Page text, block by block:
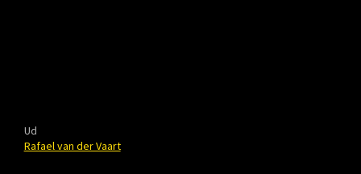
Ud
Rafael van der Vaart